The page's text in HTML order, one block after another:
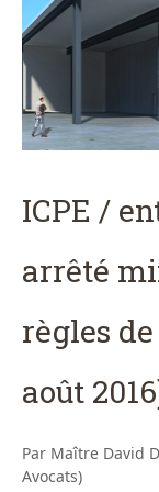
ICPE /
arrêté
règles
août
Par Maître David
Avocats)